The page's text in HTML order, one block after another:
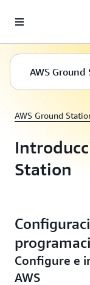
AWS Ground
AWS Ground
Station
Configure e
AWS